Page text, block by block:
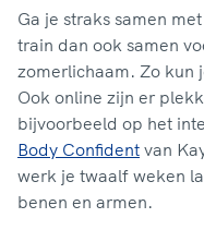
Ga je straks samen
train dan ook samen
zomerlichaam. Zo kun
Ook online zijn er
bijvoorbeeld op het
Body Confident van
werk je twaalf weken
benen en armen.